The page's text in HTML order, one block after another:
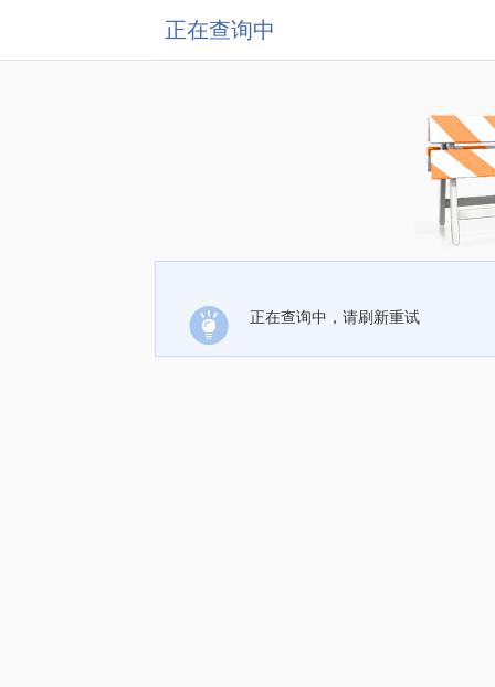
正在查询中
正在查询中，请刷新重试